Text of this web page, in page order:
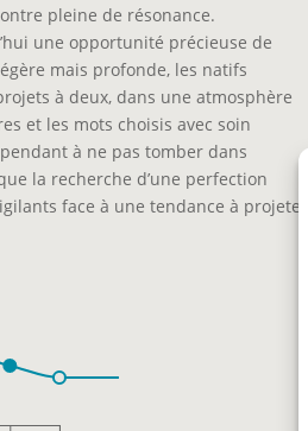
pleine de résonance.
une opportunité précieuse de
mais profonde, les natifs
à deux, dans une atmosphère
et les mots choisis avec soin
à ne pas tomber dans
la recherche d’une perfection
face à une tendance à projeter